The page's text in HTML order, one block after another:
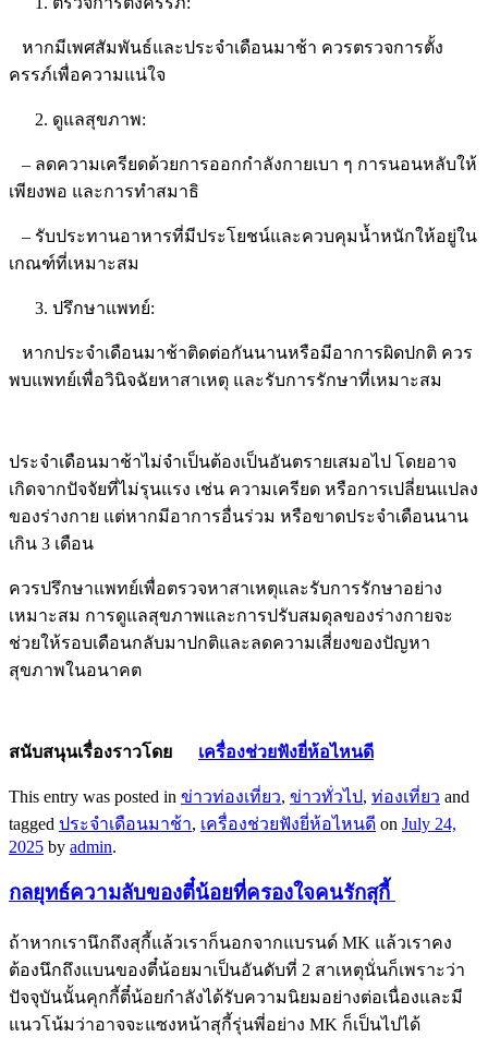
หากมีเพศสัมพันธ์และประจำเดือนมาช้า ควรตรวจการตั้ง
ครรภ์เพื่อความแน่ใจ
ดูแลสุขภาพ:
– ลดความเครียดด้วยการออกกำลังกายเบา ๆ การนอนหลับให้
เพียงพอ และการทำสมาธิ
– รับประทานอาหารที่มีประโยชน์และควบคุมน้ำหนักให้อยู่ใน
เกณฑ์ที่เหมาะสม
ปรึกษาแพทย์:
หากประจำเดือนมาช้าติดต่อกันนานหรือมีอาการผิดปกติ ควร
พบแพทย์เพื่อวินิจฉัยหาสาเหตุ และรับการรักษาที่เหมาะสม
ประจำเดือนมาช้าไม่จำเป็นต้องเป็นอันตรายเสมอไป โดยอาจ
เกิดจากปัจจัยที่ไม่รุนแรง เช่น ความเครียด หรือการเปลี่ยนแปลง
ของร่างกาย แต่หากมีอาการอื่นร่วม หรือขาดประจำเดือนนาน
เกิน 3 เดือน
ควรปรึกษาแพทย์เพื่อตรวจหาสาเหตุและรับการรักษาอย่าง
เหมาะสม การดูแลสุขภาพและการปรับสมดุลของร่างกายจะ
ช่วยให้รอบเดือนกลับมาปกติและลดความเสี่ยงของปัญหา
สุขภาพในอนาคต
สนับสนุนเรื่องราวโดย เครื่องช่วยฟังยี่ห้อไหนดี
This entry was posted in ข่าวท่องเที่ยว, ข่าวทั่วไป, ท่องเที่ยว and
tagged ประจำเดือนมาช้า, เครื่องช่วยฟังยี่ห้อไหนดี on July 24,
2025 by admin.
กลยุทธ์ความลับของตี๋น้อยที่ครองใจคนรักสุกี้
ถ้าหากเรานึกถึงสุกี้แล้วเราก็นอกจากแบรนด์ MK แล้วเราคง
ต้องนึกถึงแบนของตี๋น้อยมาเป็นอันดับที่ 2 สาเหตุนั่นก็เพราะว่า
ปัจจุบันนั้นคุกกี้ตี๋น้อยกำลังได้รับความนิยมอย่างต่อเนื่องและมี
แนวโน้มว่าอาจจะแซงหน้าสุกี้รุ่นพี่อย่าง MK ก็เป็นไปได้